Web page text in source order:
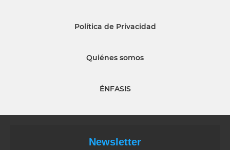
Política de Privacidad
Quiénes somos
ÉNFASIS
Newsletter